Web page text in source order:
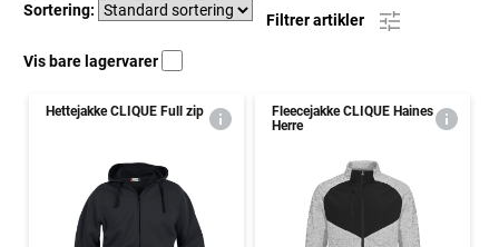
Sortering:
Filtrer artikler
Vis bare lagervarer
Hettejakke CLIQUE Full zip
Fleecejakke CLIQUE Haines
Herre